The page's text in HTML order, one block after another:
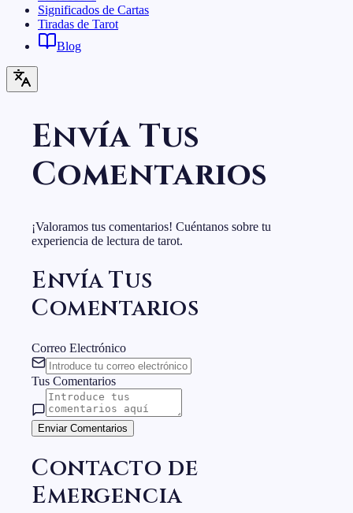
Significados de Cartas
Tiradas de Tarot
Blog
Envía Tus
Comentarios
¡Valoramos tus comentarios! Cuéntanos sobre tu
experiencia de lectura de tarot.
Envía Tus
Comentarios
Correo Electrónico
Tus Comentarios
Enviar Comentarios
Contacto de
Emergencia